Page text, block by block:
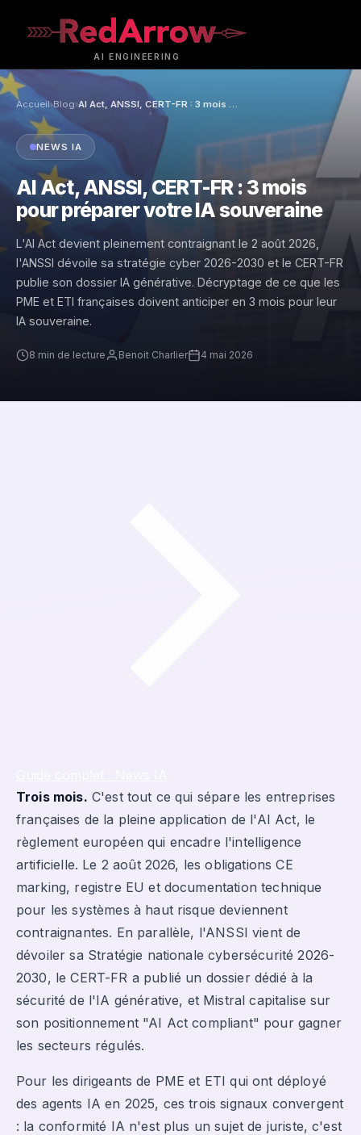
AI ENGINEERING
Accueil›Blog› AI Act, ANSSI, CERT-FR : 3 mois pour préparer votre IA souveraine
NEWS IA
AI Act, ANSSI, CERT-FR : 3 mois
pour préparer votre IA souveraine
L'AI Act devient pleinement contraignant le 2 août 2026,
l'ANSSI dévoile sa stratégie cyber 2026-2030 et le CERT-FR
publie son dossier IA générative. Décryptage de ce que les
PME et ETI françaises doivent anticiper en 3 mois pour leur
IA souveraine.
8 min de lecture Benoit Charlier 4 mai 2026
Trois mois. C'est tout ce qui sépare les entreprises
françaises de la pleine application de l'AI Act, le
règlement européen qui encadre l'intelligence
artificielle. Le 2 août 2026, les obligations CE
marking, registre EU et documentation technique
pour les systèmes à haut risque deviennent
contraignantes. En parallèle, l'ANSSI vient de
dévoiler sa Stratégie nationale cybersécurité 2026-
2030, le CERT-FR a publié un dossier dédié à la
sécurité de l'IA générative, et Mistral capitalise sur
son positionnement "AI Act compliant" pour gagner
les secteurs régulés.
Pour les dirigeants de PME et ETI qui ont déployé
des agents IA en 2025, ces trois signaux convergent
: la conformité IA n'est plus un sujet de juriste, c'est